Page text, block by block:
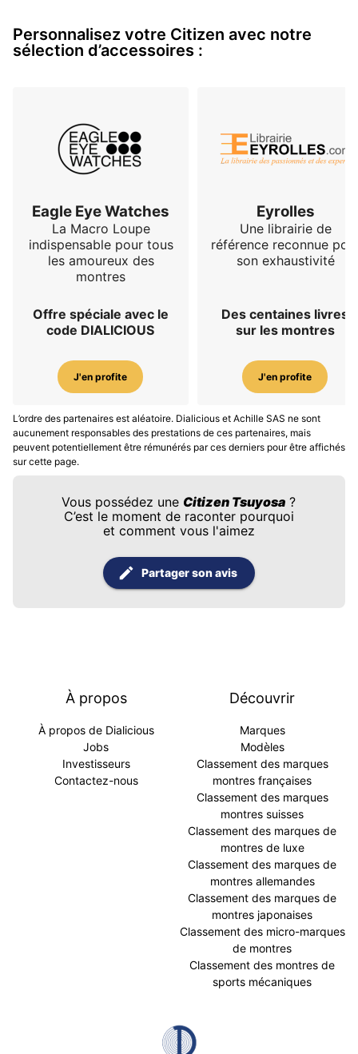
Personnalisez votre Citizen avec notre
sélection d’accessoires :
Eagle Eye Watches
La Macro Loupe
indispensable pour tous
les amoureux des
montres
Offre spéciale avec le
code DIALICIOUS
J'en profite
Eyrolles
Une librairie de
référence reconnue
son exhaustivité
Des centaines livres
sur les montres
J'en profite
L’ordre des partenaires est aléatoire. Dialicious et Achille SAS ne sont
aucunement responsables des prestations de ces partenaires, mais
peuvent potentiellement être rémunérés par ces derniers pour être affichés
sur cette page.
Vous possédez une Citizen Tsuyosa ?
C’est le moment de raconter pourquoi
et comment vous l'aimez
Partager son avis
À propos
À propos de Dialicious
Jobs
Investisseurs
Contactez-nous
Découvrir
Marques
Modèles
Classement des marques
montres françaises
Classement des marques
montres suisses
Classement des marques de
montres de luxe
Classement des marques de
montres allemandes
Classement des marques de
montres japonaises
Classement des micro-marques
de montres
Classement des montres de
sports mécaniques